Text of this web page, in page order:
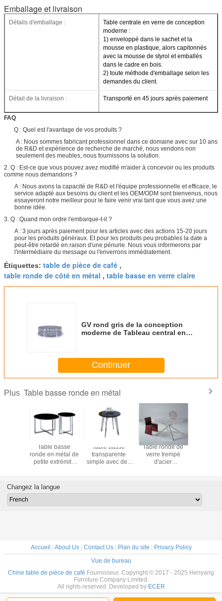
Emballage et livraison
Détails d'emballage :
Table centrale en verre de conception
moderne :
1) enveloppé dans le sachet et la
mousse en plastique, alors capitonnés
avec la mousse de styrol et emballés
dans le cadre en bois.
2) toute méthode d'emballage selon les
demandes du client.
Détail de la livraison : Transporté en 45 jours après paiement
FAQ
Q : Quel est l'avantage de vos produits ?
A : Nous sommes fabricant professionnel dans ce domaine avec sur 10 ans
de R&D et expérience de recherche de marché, nous vendons non
seulement des meubles, nous fournissons la solution.
2. Q : Est-ce que vous pouvez avez modifié m'aider à concevoir ou les produits
comme nous demandons ?
A : Nous avons la capacité de R&D et l'équipe professionnelle et efficace, le
service adapté aux besoins du client et les OEM/ODM sont bienvenus, nous
essayeront notre meilleur pour le faire venir vrai tant que vous avez une
bonne idée.
3. Q : Quand mon ordre l'embarque-t-il ?
A : 3 jours après paiement pour les articles avec des actions 15-20 jours
pour les produits généraux. Et pour les produits peu probables la date a
peut-être retardé en raison d'une pénurie. Nous vous informerons par
l'intermédiaire du message ou l'enverrons immédiatement.
Étiquettes: table de pièce de café ,
table ronde de côté en métal , table basse en verre claire
GV rond gris de la conception
moderne de Tableau central en
Continuer
Plus Table basse ronde en métal
le lait
Table basse
ronde en métal de
petite extrémité
salle d'exposition
450 * 480mm
Table basse
transparente
simple avec des
libre d'extrémité
Table ronde de
verre trempé
d'acier
en métal
Changez la langue
Accueil | About Us| Contact Us| Plan du site | Privacy Policy
Vue de bureau
Chine table de pièce de café Fournisseur. Copyright © 2017 - 2025 Henyang
Furniture Company Limited.
All rights reserved. Developed by ECER